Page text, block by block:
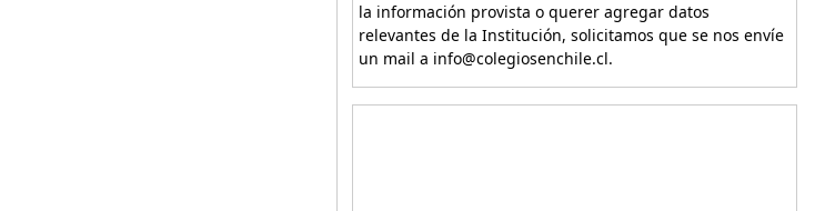
la información provista o querer agregar datos
relevantes de la Institución, solicitamos que se nos envíe
un mail a info@colegiosenchile.cl.